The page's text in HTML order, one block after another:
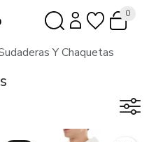
0
Y Chaquetas